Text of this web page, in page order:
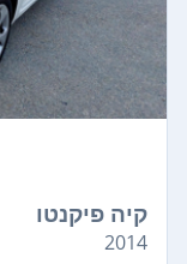
קיה פיקנטו
2014